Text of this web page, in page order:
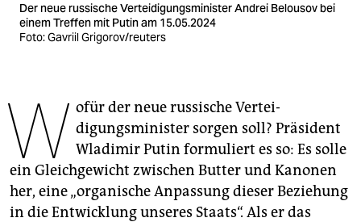
shop
abo
genossenschaft
epaper login
Der neue russische Vertei­digungsminister Andrei Belousov bei
einem Treffen mit Putin am 15.05.2024
Foto: Gavriil Grigorov/reuters
W ofür der neue russische Vertei­
digungsminister sorgen soll? Präsident
Wladimir Putin formuliert es so: Es solle
ein Gleichgewicht zwischen Butter und Kanonen
her, eine „organische Anpassung dieser Beziehung
in die Entwicklung unseres Staats“. Als er das